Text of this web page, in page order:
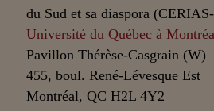
du Sud et sa diaspora
Université du Québec à
Pavillon Thérèse-Casgrain (W)
455, boul. René-Lévesque Est
Montréal, QC H2L 4Y2